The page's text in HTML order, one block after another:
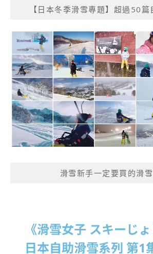
【日本冬季滑雪專題】超過50
滑雪新手一定要買的滑